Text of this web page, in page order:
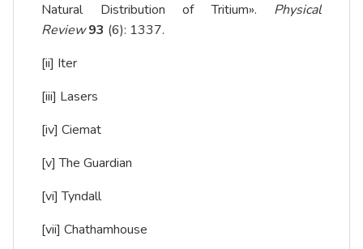
Natural Distribution of Tritium». Physical
Review 93 (6): 1337.
[ii] Iter
[iii] Lasers
[iv] Ciemat
[v] The Guardian
[vi] Tyndall
[vii] Chathamhouse